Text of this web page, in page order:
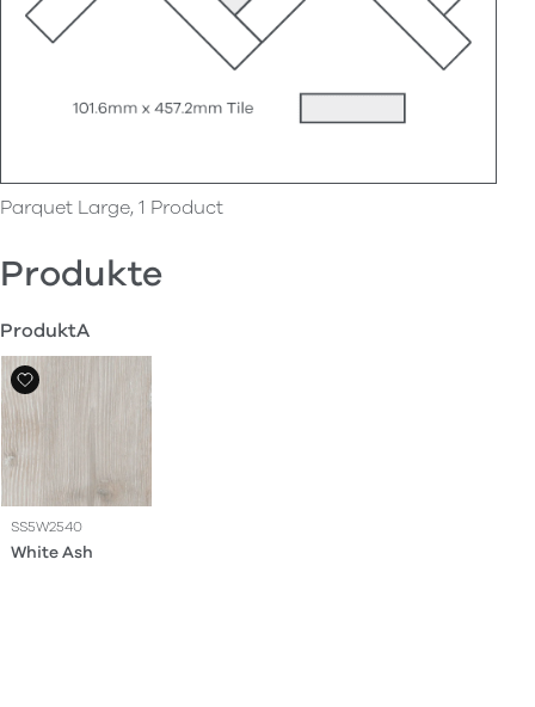
Parquet Large, 1 Product
Produkte
ProduktA
SS5W2540
White Ash